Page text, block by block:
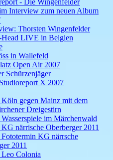
- Die Wingenfelder
Interview zum neuen Album
Thorsten Wingenfelder
Head LIVE in Belgien
in Wallefeld
Open Air 2007
Schürzenjäger
X 2007
Köln gegen Mainz mit dem
Dreigestirn
Wasserspiele im Märchenwald
närrische Oberberger 2011
Fototermin KG närrsche
2011
Leo Colonia